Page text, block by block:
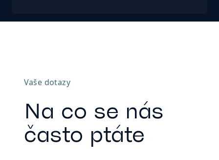
Vaše dotazy
Na co se nás
často ptáte